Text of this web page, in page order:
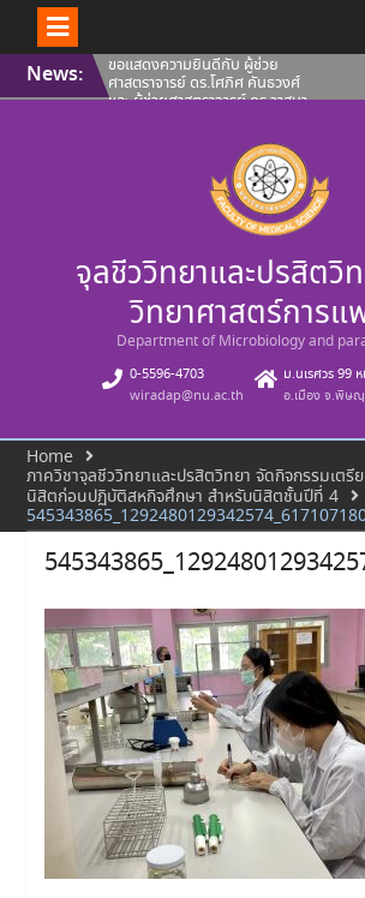
Skip
content
News: ขอแสดงความยินดีกับ ผู้ช่วย
ศาสตราจารย์ ดร.โศภิศ คันธวงศ์
และ ผู้ช่วยศาสตราจารย์ ดร.วาสนา
แพทย์ มหาวิทยาลัยนเรศวร ที่ผล
งานได้รับการขึ้นทะเบียนทรัพย์สิน
คณะวิทยาศาสตร์การแพทย์ ขอ
แสดงความยินดีกับ ผู้ช่วย
ศาสตราจารย์ ดร.โศภิศ คันธวงศ์
ชู และ คุณปลื้มกมล ภูวนาถ
ศรัณญา ที่ผลงานได้รับการขึ้น
ทะเบียนทรัพย์สินทางปัญญา
คณะวิทยาศาสตร์การแพทย์ ขอ
แนะนำบุคลากรสายวิชาการ ประจำ
เดือนสิงหาคม 2569
จุลชีววิทยาและปรสิตวิ
วิทยาศาสตร์การแ
Department of Microbiology and
0-5596-4703
wiradap@nu.ac.th
ม.นเรศวร 99
อ.เมือง จ.พิษ
Home
ภาควิชาจุลชีววิทยาและปรสิตวิทยา จัดกิจกรรมเต
นิสิตก่อนปฏิบัติสหกิจศึกษา สำหรับนิสิตชั้นปีที่ 4